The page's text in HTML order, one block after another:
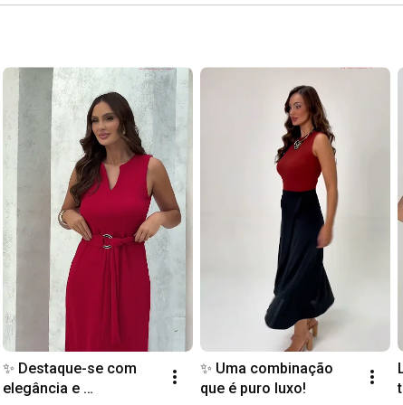
✨ Destaque-se com
elegância e
✨ Uma combinação
que é puro luxo!